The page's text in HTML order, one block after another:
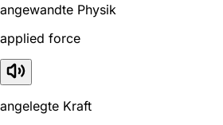
angewandte Physik
applied force
angelegte Kraft